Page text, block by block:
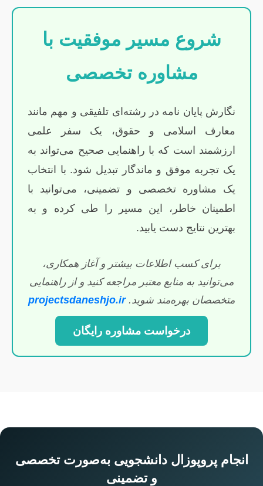
شروع مسیر موفقیت با
مشاوره تخصصی
نگارش پایان نامه در رشته‌ای تلفیقی و مهم مانند
معارف اسلامی و حقوق، یک سفر علمی
ارزشمند است که با راهنمایی صحیح می‌تواند به
یک تجربه موفق و ماندگار تبدیل شود. با انتخاب
یک مشاوره تخصصی و تضمینی، می‌توانید با
اطمینان خاطر، این مسیر را طی کرده و به
بهترین نتایج دست یابید.
برای کسب اطلاعات بیشتر و آغاز همکاری،
می‌توانید به منابع معتبر مراجعه کنید و از راهنمایی
متخصصان بهره‌مند شوید.projectsdaneshjo.ir
درخواست مشاوره رایگان
انجام پروپوزال دانشجویی به‌صورت تخصصی
و تضمینی